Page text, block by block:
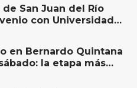
de San Juan del Río
con Universidad
Bajío para recibir
en Bernardo Quintana
la etapa más
operativo vial